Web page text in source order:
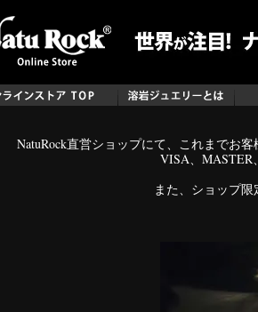
NatuRock直営ショップにて、これまでお
VISA、MASTER
また、ショップ